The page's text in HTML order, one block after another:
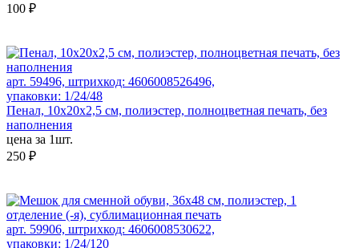
100 ₽
арт. 59496, штрихкод: 4606008526496,
упаковки: 1/24/48
Пенал, 10x20x2,5 см, полиэстер, полноцветная печать, без
наполнения
цена за 1шт.
250 ₽
арт. 59906, штрихкод: 4606008530622,
упаковки: 1/24/120